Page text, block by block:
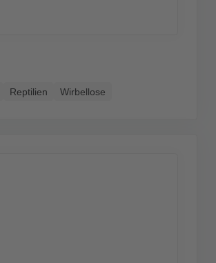
Reptilien Wirbellose